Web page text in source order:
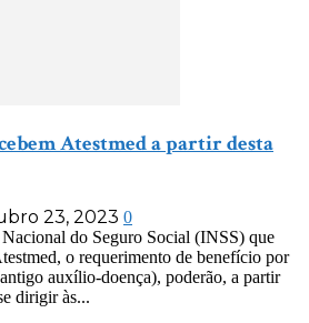
Atestmed a partir desta
23, 2023 0
do Seguro Social (INSS) que
o requerimento de benefício por
auxílio-doença), poderão, a partir
dirigir às...